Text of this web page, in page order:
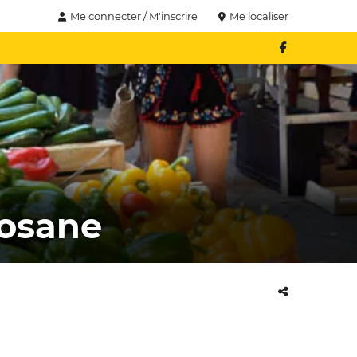
Me connecter / M'inscrire Me localiser